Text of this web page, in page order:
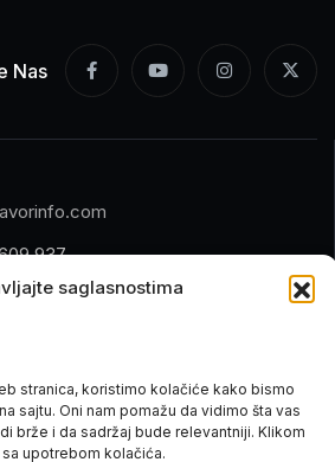
saglasnostima
stranica, koristimo kolačiće kako bismo
sajtu. Oni nam pomažu da vidimo šta vas
brže i da sadržaj bude relevantniji. Klikom
sa upotrebom kolačića.
Nas
937
355